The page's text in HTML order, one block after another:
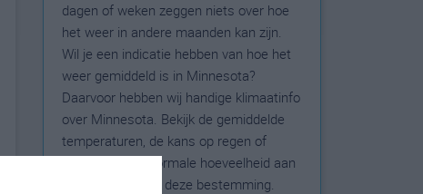
dagen of weken zeggen niets over hoe
het weer in andere maanden kan zijn.
Wil je een indicatie hebben van hoe het
weer gemiddeld is in Minnesota?
Daarvoor hebben wij handige klimaatinfo
over Minnesota. Bekijk de gemiddelde
temperaturen, de kans op regen of
sneeuw en de normale hoeveelheid aan
zonneschijn voor deze bestemming.